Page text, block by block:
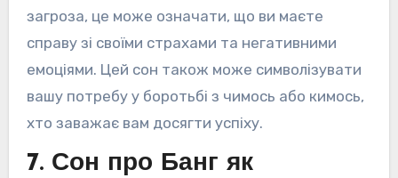
загроза, це може означати, що ви маєте
справу зі своїми страхами та негативними
емоціями. Цей сон також може символізувати
вашу потребу у боротьбі з чимось або кимось,
хто заважає вам досягти успіху.
7. Сон про Банг як